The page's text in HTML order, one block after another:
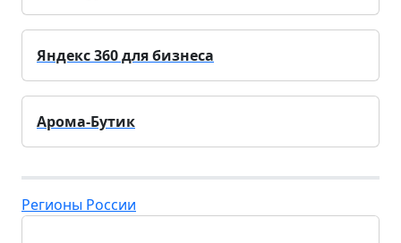
Яндекс 360 для бизнеса
Арома-Бутик
Регионы России